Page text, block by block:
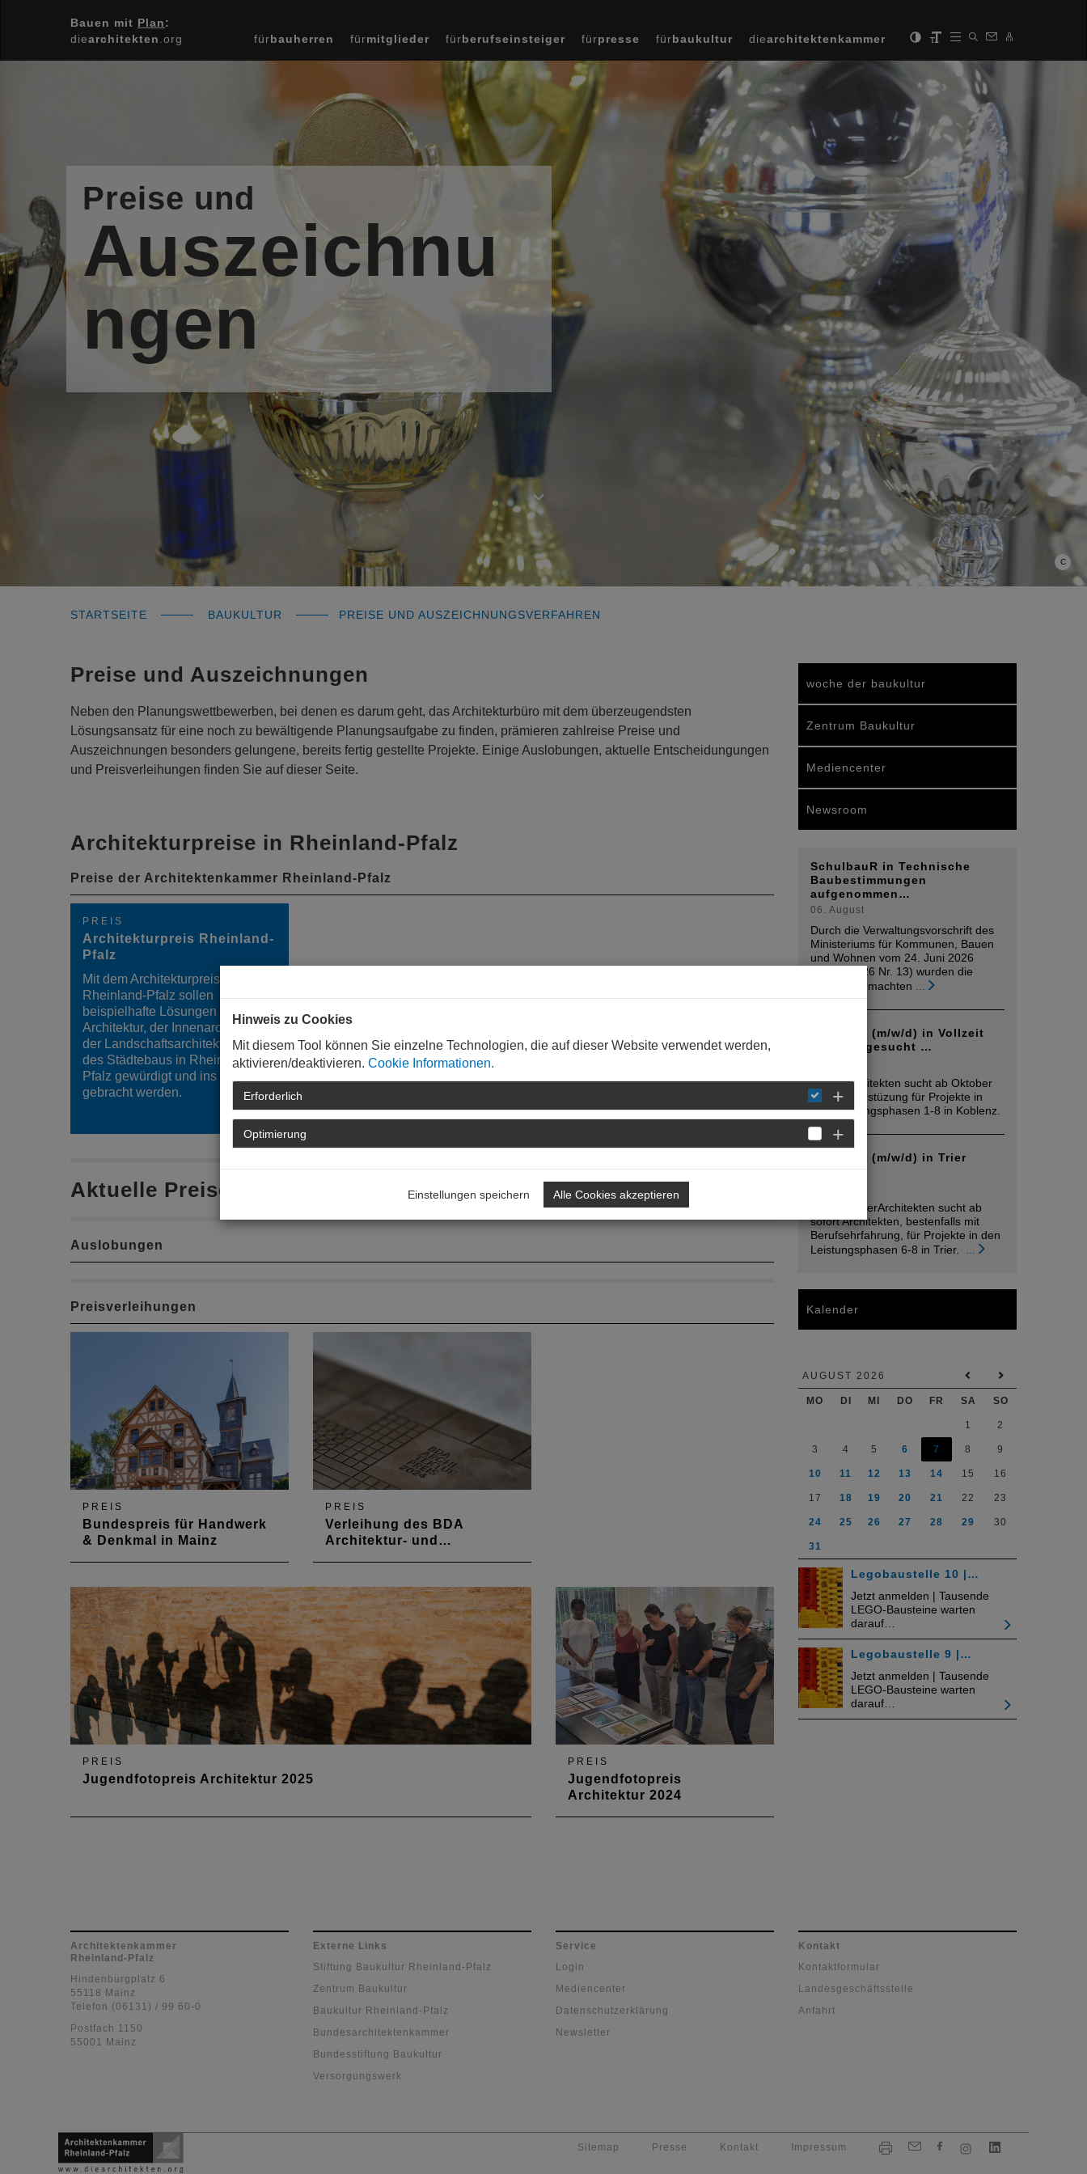
Bauen mit Plan:
diearchitekten .org fürbauherren fürmitglieder fürberufseinsteiger fürpresse fürbaukultur diearchitektenkammer
C
Preise und
Auszeichnu
ngen
STARTSEITE BAUKULTUR PREISE UND AUSZEICHNUNGSVERFAHREN
Preise und Auszeichnungen
Neben den Planungswettbewerben, bei denen es darum geht, das Architekturbüro mit dem überzeugendsten
Lösungsansatz für eine noch zu bewältigende Planungsaufgabe zu finden, prämieren zahlreise Preise und
Auszeichnungen besonders gelungene, bereits fertig gestellte Projekte. Einige Auslobungen, aktuelle Entscheidungungen
und Preisverleihungen finden Sie auf dieser Seite.
Architekturpreise in Rheinland-Pfalz
Preise der Architektenkammer Rheinland-Pfalz
PREIS
Architekturpreis Rheinland-
Pfalz
Mit dem Architekturpreis
Rheinland-Pfalz sollen
beispielhafte Lösungen der
Architektur, der Innenarchitektur,
der Landschaftsarchitektur und
des Städtebaus in Rheinland-
Pfalz gewürdigt und ins Gespräch
gebracht werden.
Aktuelle Preise
Auslobungen
Preisverleihungen
PREIS
Bundespreis für Handwerk
& Denkmal in Mainz
Denkmaleigentümer und
Handwerker im Festsaal der
Staatskanzlei in Mainz geehrt.
PREIS
Verleihung des BDA
Architektur- und…
der BDA Architektur- und
Studienpreis 2024 zum ersten
Mal gemeinsam von den
Landesverbänden Rheinland-
Pfalz und Saarland des Bundes
Deutscher Architektinnen und
Architekten BDA verliehen.
PREIS
Jugendfotopreis Architektur 2025
PREIS
Jugendfotopreis
Architektur 2024
und Fotografen zu kreativen
woche der baukultur
Zentrum Baukultur
Mediencenter
Newsroom
SchulbauR in Technische
Baubestimmungen
aufgenommen…
06. August
Durch die Verwaltungsvorschrift des
Ministeriums für Kommunen, Bauen
und Wohnen vom 24. Juni 2026
(MinBl. 2026 Nr. 13) wurden die
bekannt gemachten
Architekt (m/w/d) in Vollzeit
Koblenz gesucht …
Mplus Architekten sucht ab Oktober
2026 Unterstüzung für Projekte in
den Leistungsphasen 1-8 in Koblenz.
Architekt (m/w/d) in Trier
gesucht
raumwandlerArchitekten sucht ab
sofort Architekten, bestenfalls mit
Berufsehrfahrung, für Projekte in den
Leistungsphasen 6-8 in Trier.
Kalender
AUGUST 2026
MO DI MI DO FR SA SO
1 2
3 4 5 6 7 8 9
10 11 12 13 14 15 16
17 18 19 20 21 22 23
24 25 26 27 28 29 30
31
Legobaustelle 10 |…
Jetzt anmelden | Tausende
LEGO-Bausteine warten
darauf…
Legobaustelle 9 |…
Jetzt anmelden | Tausende
LEGO-Bausteine warten
darauf…
Architektenkammer
Rheinland-Pfalz
Hindenburgplatz 6
55118 Mainz
Telefon (06131) / 99 60-0
Postfach 1150
55001 Mainz
Externe Links
Stiftung Baukultur Rheinland-Pfalz
Zentrum Baukultur
Baukultur Rheinland-Pfalz
Bundesarchitektenkammer
Bundesstiftung Baukultur
Versorgungswerk
Service
Login
Mediencenter
Datenschutzerklärung
Newsletter
Kontakt
Kontaktformular
Landesgeschäftsstelle
Anfahrt
Sitemap Presse Kontakt Impressum
Hinweis zu Cookies
Mit diesem Tool können Sie einzelne Technologien, die auf dieser Website verwendet werden,
aktivieren/deaktivieren. Cookie Informationen.
Erforderlich
Optimierung
Einstellungen speichern Alle Cookies akzeptieren